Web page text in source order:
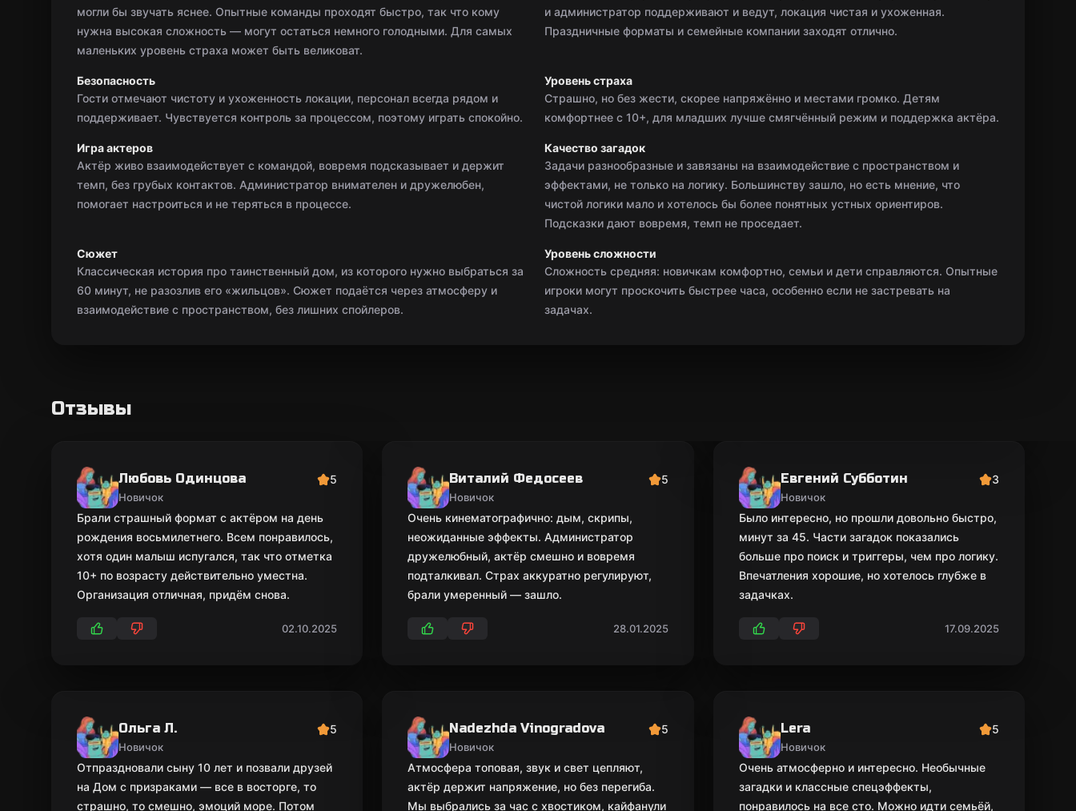
могли бы звучать яснее. Опытные команды проходят быстро, так что кому
нужна высокая сложность — могут остаться немного голодными. Для самых
маленьких уровень страха может быть великоват.
и администратор поддерживают и ведут, локация чистая и ухоженная.
Праздничные форматы и семейные компании заходят отлично.
Безопасность
Гости отмечают чистоту и ухоженность локации, персонал всегда рядом и
поддерживает. Чувствуется контроль за процессом, поэтому играть спокойно.
Уровень страха
Страшно, но без жести, скорее напряжённо и местами громко. Детям
комфортнее с 10+, для младших лучше смягчённый режим и поддержка актёра.
Игра актеров
Актёр живо взаимодействует с командой, вовремя подсказывает и держит
темп, без грубых контактов. Администратор внимателен и дружелюбен,
помогает настроиться и не теряться в процессе.
Качество загадок
Задачи разнообразные и завязаны на взаимодействие с пространством и
эффектами, не только на логику. Большинству зашло, но есть мнение, что
чистой логики мало и хотелось бы более понятных устных ориентиров.
Подсказки дают вовремя, темп не проседает.
Сюжет
Классическая история про таинственный дом, из которого нужно выбраться за
60 минут, не разозлив его «жильцов». Сюжет подаётся через атмосферу и
взаимодействие с пространством, без лишних спойлеров.
Уровень сложности
Сложность средняя: новичкам комфортно, семьи и дети справляются. Опытные
игроки могут проскочить быстрее часа, особенно если не застревать на
задачах.
Отзывы
Любовь Одинцова
Новичок
5
Брали страшный формат с актёром на день
рождения восьмилетнего. Всем понравилось,
хотя один малыш испугался, так что отметка
10+ по возрасту действительно уместна.
Организация отличная, придём снова.
02.10.2025
Ольга Л.
Новичок
5
Отпраздновали сыну 10 лет и позвали друзей
на Дом с призраками — все в восторге, то
страшно, то смешно, эмоций море. Потом
Виталий Федосеев
Новичок
5
Очень кинематографично: дым, скрипы,
неожиданные эффекты. Администратор
дружелюбный, актёр смешно и вовремя
подталкивал. Страх аккуратно регулируют,
брали умеренный — зашло.
28.01.2025
Nadezhda Vinogradova
Новичок
5
Атмосфера топовая, звук и свет цепляют,
актёр держит напряжение, но без перегиба.
Мы выбрались за час с хвостиком, кайфанули
Евгений Субботин
Новичок
3
Было интересно, но прошли довольно быстро,
минут за 45. Части загадок показались
больше про поиск и триггеры, чем про логику.
Впечатления хорошие, но хотелось глубже в
задачках.
17.09.2025
Lera
Новичок
5
Очень атмосферно и интересно. Необычные
загадки и классные спецэффекты,
понравилось на все сто. Можно идти семьёй,